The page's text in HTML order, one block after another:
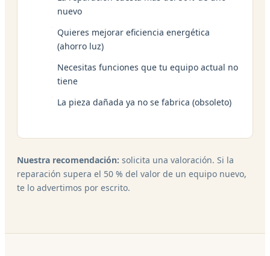
nuevo
Quieres mejorar eficiencia energética
(ahorro luz)
Necesitas funciones que tu equipo actual no
tiene
La pieza dañada ya no se fabrica (obsoleto)
Nuestra recomendación: solicita una valoración. Si la
reparación supera el 50 % del valor de un equipo nuevo,
te lo advertimos por escrito.